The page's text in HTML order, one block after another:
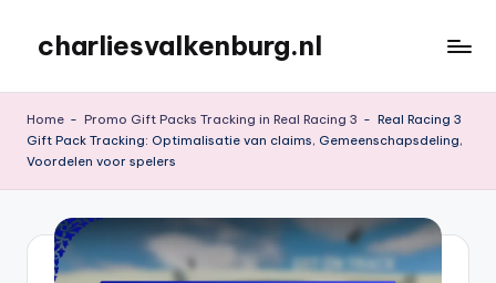
content
charliesvalkenburg.nl
Home - Promo Gift Packs Tracking in Real Racing 3 - Real Racing 3
Gift Pack Tracking: Optimalisatie van claims, Gemeenschapsdeling,
Voordelen voor spelers